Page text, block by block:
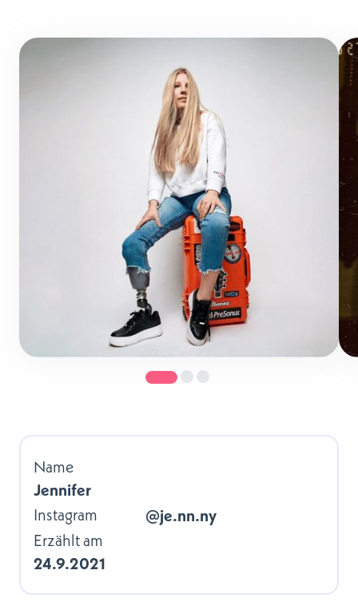
Name
Jennifer
Instagram @je.nn.ny
Erzählt am
24.9.2021